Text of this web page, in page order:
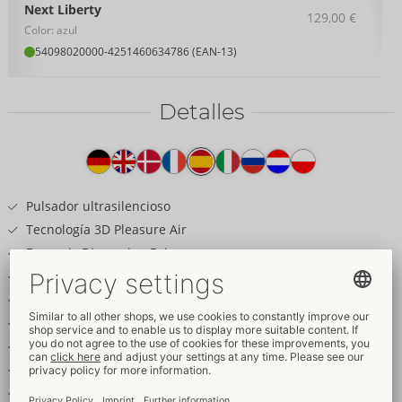
Next Liberty
Color: azul
54098020000-4251460634786 (EAN-13)
129,00 €
Detalles
producto
Pulsador ultrasilencioso
Tecnología 3D Pleasure Air
Dynamic Dimension Drive
Estimulación clitoriana intensa y natural
Con una práctica tapa magnética
Tamaño compacto ideal para viajar
Diseño elegante
8 intensidades
Control del clímax en 3 niveles